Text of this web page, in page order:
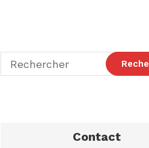
Contact